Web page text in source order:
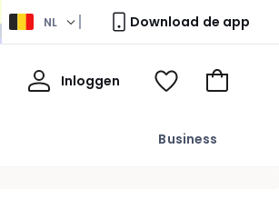
NL Download de app
Business
Inloggen
Mijn
Kijk
Naar